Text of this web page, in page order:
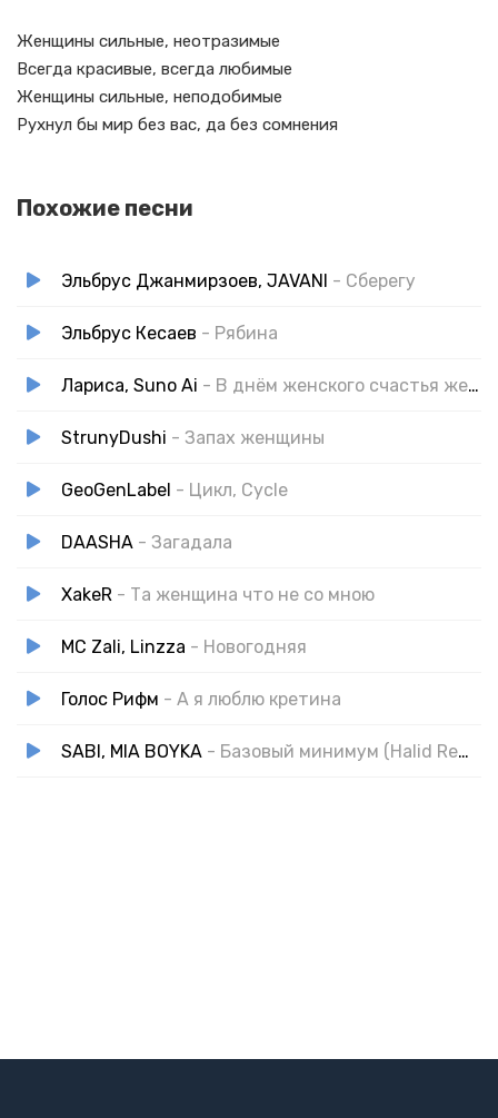
Женщины сильные, неотразимые
Всегда красивые, всегда любимые
Женщины сильные, неподобимые
Рухнул бы мир без вас, да без сомнения
Похожие песни
Эльбрус Джанмирзоев, JAVANI - Сберегу
Эльбрус Кесаев - Рябина
Лариса, Suno Ai - В днём женского счастья женщины милые
StrunyDushi - Запах женщины
GeoGenLabel - Цикл, Cycle
DAASHA - Загадала
XakeR - Та женщина что не со мною
MC Zali, Linzza - Новогодняя
Голос Рифм - А я люблю кретина
SABI, MIA BOYKA - Базовый минимум (Halid Remix)